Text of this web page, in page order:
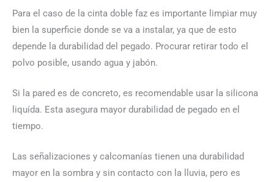
Para el caso de la cinta doble faz es importante limpiar muy
bien la superficie donde se va a instalar, ya que de esto
depende la durabilidad del pegado. Procurar retirar todo el
polvo posible, usando agua y jabón.
Si la pared es de concreto, es recomendable usar la silicona
liquída. Esta asegura mayor durabilidad de pegado en el
tiempo.
Las señalizaciones y calcomanías tienen una durabilidad
mayor en la sombra y sin contacto con la lluvia, pero es